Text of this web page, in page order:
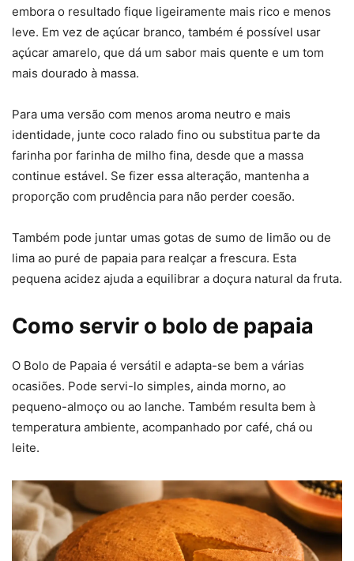
embora o resultado fique ligeiramente mais rico e menos
leve. Em vez de açúcar branco, também é possível usar
açúcar amarelo, que dá um sabor mais quente e um tom
mais dourado à massa.
Para uma versão com menos aroma neutro e mais
identidade, junte coco ralado fino ou substitua parte da
farinha por farinha de milho fina, desde que a massa
continue estável. Se fizer essa alteração, mantenha a
proporção com prudência para não perder coesão.
Também pode juntar umas gotas de sumo de limão ou de
lima ao puré de papaia para realçar a frescura. Esta
pequena acidez ajuda a equilibrar a doçura natural da fruta.
Como servir o bolo de papaia
O Bolo de Papaia é versátil e adapta-se bem a várias
ocasiões. Pode servi-lo simples, ainda morno, ao
pequeno-almoço ou ao lanche. Também resulta bem à
temperatura ambiente, acompanhado por café, chá ou
leite.